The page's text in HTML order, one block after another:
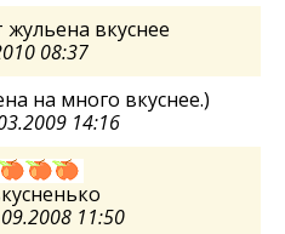
вкуснее
08:37
на много вкуснее.)
14:16
11:50